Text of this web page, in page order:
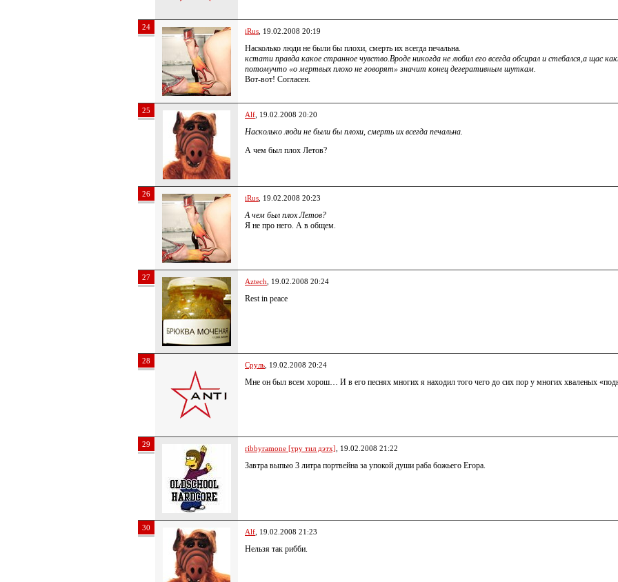
24 iRus , 19.02.2008 20:19
Насколько люди не были бы плохи, смерть их всегда печальна.
кстати правда какое странное чувство.Вроде никогда не любил его всегда обсирал и стебался,а
потомучто «о мертвых плохо не говорят» значит конец дегеративным шуткам.
Вот-вот! Согласен.
25 Alf , 19.02.2008 20:20
Насколько люди не были бы плохи, смерть их всегда печальна.
А чем был плох Летов?
26 iRus , 19.02.2008 20:23
А чем был плох Летов?
Я не про него. А в общем.
27 Aztech , 19.02.2008 20:24
Rest in peace
28 Сруль , 19.02.2008 20:24
Мне он был всем хорош… И в его песнях многих я находил того чего до сих пор у многих хваленых
29 ribbyramone [тру тил дэтх] , 19.02.2008 21:22
Завтра выпью 3 литра портвейна за упокой души раба божьего Егора.
30 Alf , 19.02.2008 21:23
Нельзя так рибби.